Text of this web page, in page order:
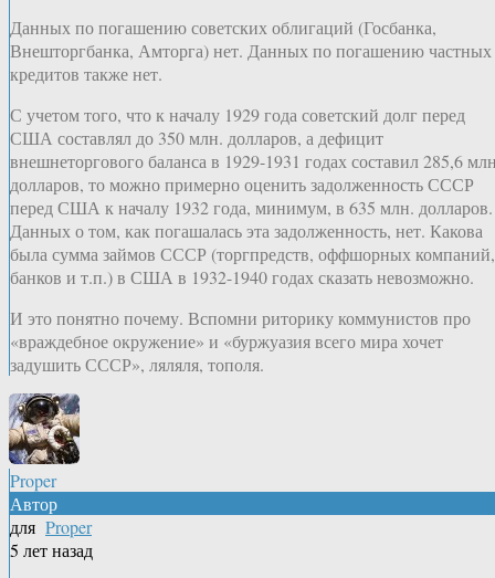
Данных по погашению советских облигаций (Госбанка,
Внешторгбанка, Амторга) нет. Данных по погашению частных
кредитов также нет.
С учетом того, что к началу 1929 года советский долг перед
США составлял до 350 млн. долларов, а дефицит
внешнеторгового баланса в 1929-1931 годах составил 285,6
долларов, то можно примерно оценить задолженность СССР
перед США к началу 1932 года, минимум, в 635 млн. долларов.
Данных о том, как погашалась эта задолженность, нет. Какова
была сумма займов СССР (торгпредств, оффшорных компаний,
банков и т.п.) в США в 1932-1940 годах сказать невозможно.
И это понятно почему. Вспомни риторику коммунистов про
«враждебное окружение» и «буржуазия всего мира хочет
задушить СССР», ляляля, тополя.
Proper
Автор
для Proper
5 лет назад